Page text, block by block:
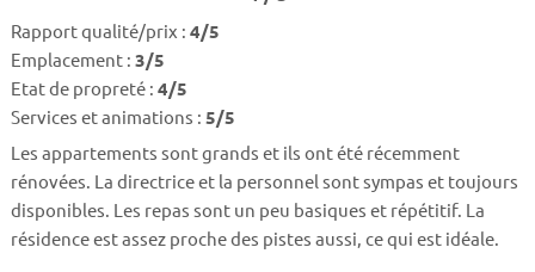
Rapport qualité/prix : 4/5
Emplacement : 3/5
Etat de propreté : 4/5
Services et animations : 5/5
Les appartements sont grands et ils ont été récemment
rénovées. La directrice et la personnel sont sympas et toujours
disponibles. Les repas sont un peu basiques et répétitif. La
résidence est assez proche des pistes aussi, ce qui est idéale.